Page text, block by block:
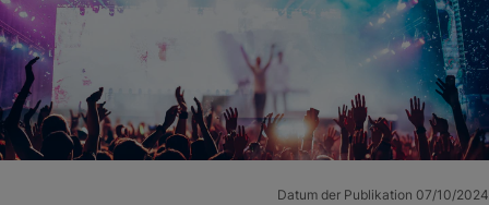
Datum der Publikation 07/10/2024